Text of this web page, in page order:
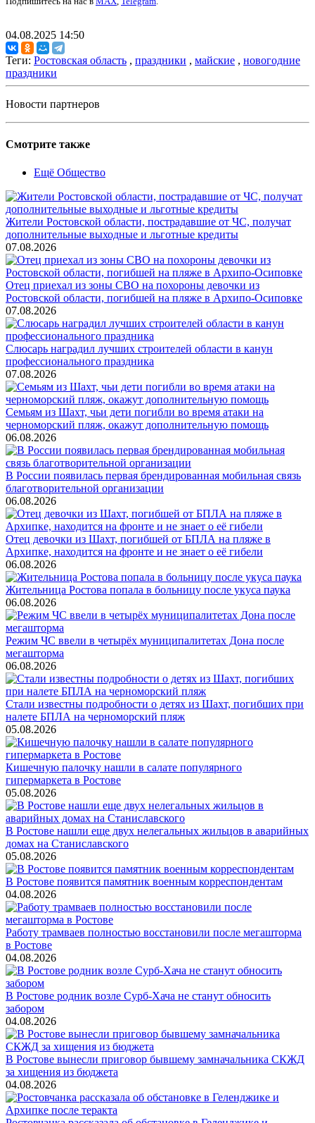
04.08.2025 14:50
Теги: Ростовская область , праздники , майские , новогодние
праздники
Новости партнеров
Смотрите также
Ещё Общество
Жители Ростовской области, пострадавшие от ЧС, получат
дополнительные выходные и льготные кредиты
07.08.2026
Отец приехал из зоны СВО на похороны девочки из
Ростовской области, погибшей на пляже в Архипо-Осиповке
07.08.2026
Слюсарь наградил лучших строителей области в канун
профессионального праздника
07.08.2026
Семьям из Шахт, чьи дети погибли во время атаки на
черноморский пляж, окажут дополнительную помощь
06.08.2026
В России появилась первая брендированная мобильная связь
благотворительной организации
06.08.2026
Отец девочки из Шахт, погибшей от БПЛА на пляже в
Архипке, находится на фронте и не знает о её гибели
06.08.2026
Жительница Ростова попала в больницу после укуса паука
06.08.2026
Режим ЧС ввели в четырёх муниципалитетах Дона после
мегашторма
06.08.2026
Стали известны подробности о детях из Шахт, погибших при
налете БПЛА на черноморский пляж
05.08.2026
Кишечную палочку нашли в салате популярного
гипермаркета в Ростове
05.08.2026
В Ростове нашли еще двух нелегальных жильцов в аварийных
домах на Станиславского
05.08.2026
В Ростове появится памятник военным корреспондентам
04.08.2026
Работу трамваев полностью восстановили после мегашторма
в Ростове
04.08.2026
В Ростове родник возле Сурб-Хача не станут обносить
забором
04.08.2026
В Ростове вынесли приговор бывшему замначальника СКЖД
за хищения из бюджета
04.08.2026